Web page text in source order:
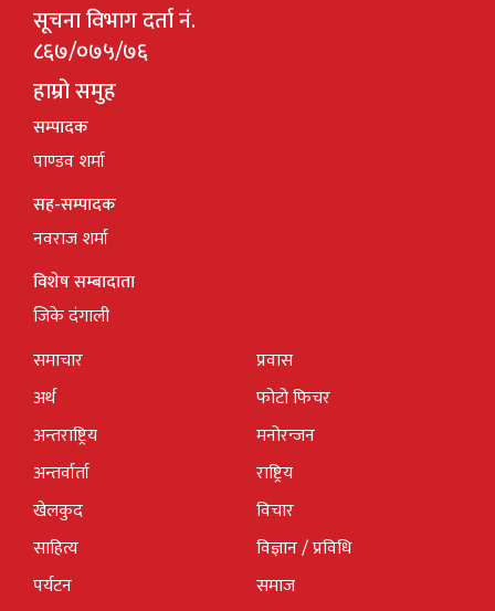
सूचना विभाग दर्ता नं.
८६७/०७५/७६
हाम्रो समुह
सम्पादक
पाण्डव शर्मा
सह-सम्पादक
नवराज शर्मा
विशेष सम्बादाता
जिके दंगाली
समाचार
अर्थ
अन्तराष्ट्रिय
अन्तर्वार्ता
खेलकुद
साहित्य
पर्यटन
प्रवास
फोटो फिचर
मनोरन्जन
राष्ट्रिय
विचार
विज्ञान / प्रविधि
समाज